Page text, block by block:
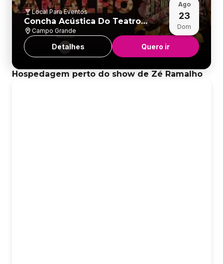
Local Para Eventos
Concha Acústica Do Teatro
Castro Alves (tca)
Campo Grande
Ago
23
Dom
Detalhes Quero ir
Hospedagem perto do show de Zé Ramalho